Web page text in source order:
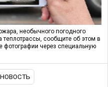
необычного погодного
теплотрассы, сообщите об этом в
фотографии через специальную